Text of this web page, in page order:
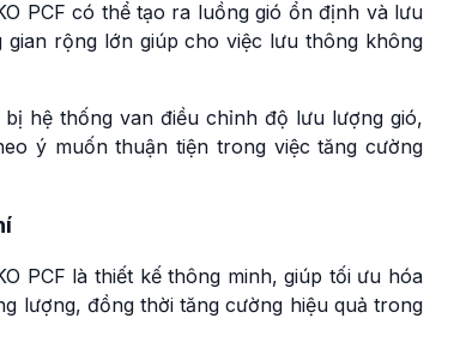
PCF có thể tạo ra luồng gió ổn định và lưu
rộng lớn giúp cho việc lưu thông không
hệ thống van điều chỉnh độ lưu lượng gió,
ý muốn thuận tiện trong việc tăng cường
PCF là thiết kế thông minh, giúp tối ưu hóa
lượng, đồng thời tăng cường hiệu quả trong